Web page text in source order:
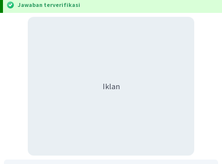
Jawaban terverifikasi
Iklan